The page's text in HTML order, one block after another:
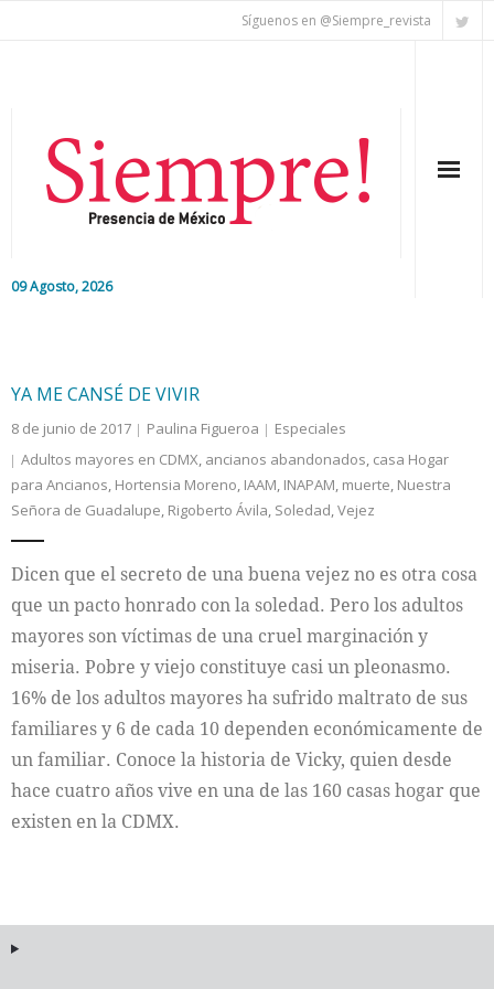
Síguenos en @Siempre_revista
09 Agosto, 2026
Nacional
Colaboradores
Cultura
YA ME CANSÉ DE VIVIR
8 de junio de 2017 Paulina Figueroa
Especiales
Adultos mayores en CDMX, ancianos abandonados, casa Hogar
para Ancianos, Hortensia Moreno, IAAM, INAPAM, muerte, Nuestra
Señora de Guadalupe, Rigoberto Ávila, Soledad,Vejez
Dicen que el secreto de una buena vejez no es otra cosa
que un pacto honrado con la soledad. Pero los adultos
mayores son víctimas de una cruel marginación y
miseria. Pobre y viejo constituye casi un pleonasmo.
16% de los adultos mayores ha sufrido maltrato de sus
familiares y 6 de cada 10 dependen económicamente de
un familiar. Conoce la historia de Vicky, quien desde
hace cuatro años vive en una de las 160 casas hogar que
existen en la CDMX.